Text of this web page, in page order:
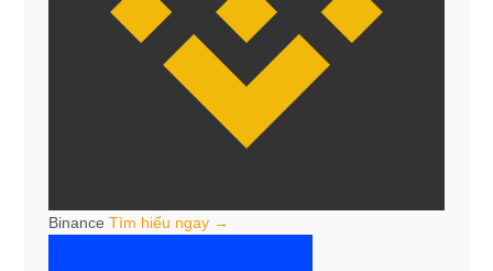
Binance Tìm hiểu ngay →